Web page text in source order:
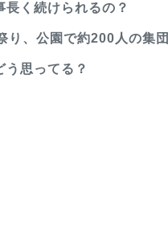
く続けられるの？
り、公園で約200人の集
う思ってる？